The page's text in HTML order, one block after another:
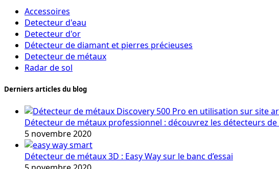
Accessoires
Detecteur d'eau
Detecteur d'or
Détecteur de diamant et pierres précieuses
Detecteur de métaux
Radar de sol
Derniers articles du blog
Détecteur de métaux professionnel : découvrez les détecteurs
5 novembre 2020
Détecteur de métaux 3D : Easy Way sur le banc d’essai